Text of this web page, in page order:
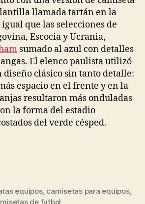
llamada tartán en la
que las selecciones de
Escocia y Ucrania,
sumado al azul con detalles
El elenco paulista utilizó
diseño clásico sin tanto detalle:
espacio en el frente y en la
resultaron más onduladas
la forma del estadio
del verde césped.
equipos, camisetas para equipos,
de futbol